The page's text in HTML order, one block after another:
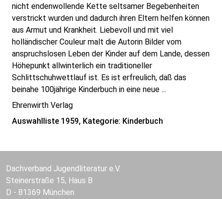
nicht endenwollende Kette seltsamer Begebenheiten
verstrickt wurden und dadurch ihren Eltern helfen können
aus Armut und Krankheit. Liebevoll und mit viel
holländischer Couleur malt die Autorin Bilder vom
anspruchslosen Leben der Kinder auf dem Lande, dessen
Höhepunkt allwinterlich ein traditioneller
Schlittschuhwettlauf ist. Es ist erfreulich, daß das
beinahe 100jährige Kinderbuch in eine neue ...
Ehrenwirth Verlag
Auswahlliste 1959, Kategorie: Kinderbuch
Dachverband Jugendliteratur e.V.
Steinerstraße 15, Haus B
D - 81369 München